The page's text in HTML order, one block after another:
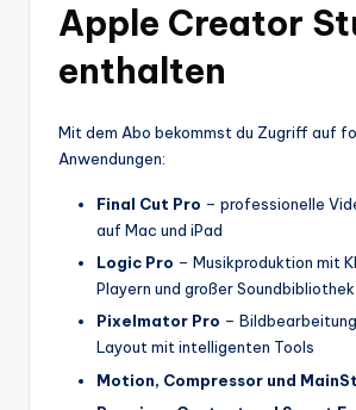
Apple Creator
enthalten
Mit dem Abo bekommst du Zugriff auf
Anwendungen:
Final Cut Pro – professionelle
auf Mac und iPad
Logic Pro – Musikproduktion mit
Playern und großer Soundbibliothek
Pixelmator Pro –
Layout mit intelligenten Tools
Motion, Compressor und